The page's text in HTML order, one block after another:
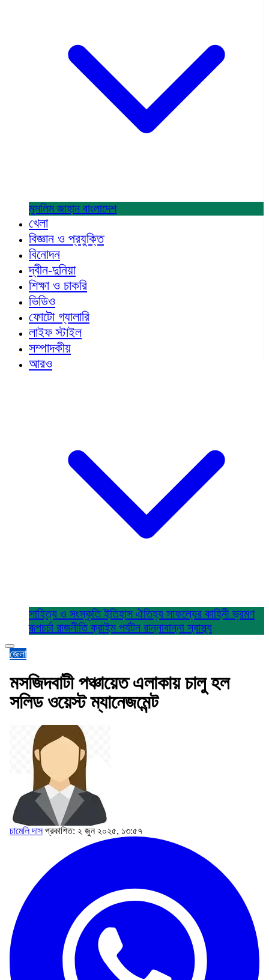
মুসলিম জাহান বাংলাদেশ
খেলা
বিজ্ঞান ও প্রযুক্তি
বিনোদন
দ্বীন-দুনিয়া
শিক্ষা ও চাকরি
ভিডিও
ফোটো গ্যালারি
লাইফ স্টাইল
সম্পাদকীয়
আরও
সাহিত্য ও সংস্কৃতিইতিহাস ঐতিহ্য সাফল্যের কাহিনীভ্রমণ
রূপচর্চা রাজনীতিক্রাইম পর্যটন রান্নাবান্নাস্বাস্থ্য
জেলা
মসজিদবাটী পঞ্চায়েত এলাকায় চালু হল
সলিড ওয়েস্ট ম্যানেজমেন্ট
চামেলি দাস প্রকাশিত: ২ জুন ২০২৫, ১৩:৫৭